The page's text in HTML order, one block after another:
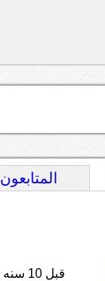
المتابعون
قبل 10 سنه و 8 شهر